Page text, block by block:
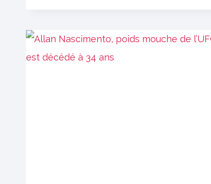
LE